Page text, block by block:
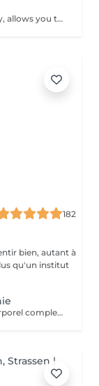
This massage performed uniquely on the belly, allows you to eliminate the stress and stagnant emotions that one tends to hold onto. It promotes a deep sense of letting go and permits a healthy energy circulation and enhances a comfortable digestion.
182
bien, autant à
qu'un institut
Inspiré de la tradition ayurvédique, ce soin corporel complet, au rythme lent et doux, associe des manuvres enveloppantes et l'utilisation du bol Kansu. Il procure un profond sentiment de détente, apaisant le mental, réduisant le stress et revitalisant l'énergie pour harmoniser corps et esprit. Bienfaits corporels : Soulage les tensions musculaires Améliore la circulation sanguine et lymphatique Favorise l'élimination des toxines Optimise les échanges cellulaires Pour l'esprit : Détente profonde et apaisement mental Améliore la qualité du sommeil Combat l'insomnie et le stress Stimule la circulation énergétique, favorisant l'équilibre global